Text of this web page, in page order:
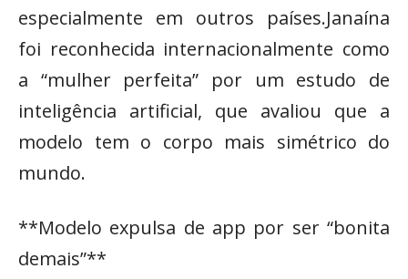
especialmente em outros países.Janaína
foi reconhecida internacionalmente como
a “mulher perfeita” por um estudo de
inteligência artificial, que avaliou que a
modelo tem o corpo mais simétrico do
mundo.
**Modelo expulsa de app por ser “bonita
demais”**